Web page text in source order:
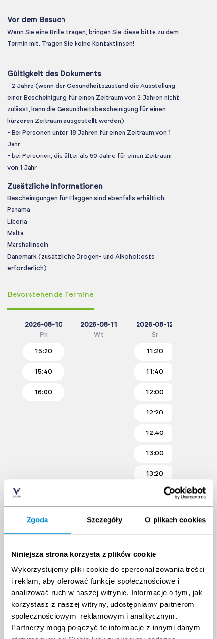
Zgoda Szczegóły O plikach cookies
Niniejsza strona korzysta z plików cookie
Wykorzystujemy pliki cookie do spersonalizowania treści
i reklam, aby oferować funkcje społecznościowe i
analizować ruch w naszej witrynie. Informacje o tym, jak
korzystasz z naszej witryny, udostępniamy partnerom
społecznościowym, reklamowym i analitycznym.
Partnerzy mogą połączyć te informacje z innymi danymi
Vor dem Besuch
Wenn Sie eine Brille tragen, bringen Sie diese bitte zu dem
Termin mit. Tragen Sie keine Kontaktlinsen!
Gültigkeit des Dokuments
- 2 Jahre (wenn der Gesundheitszustand die Ausstellung
einer Bescheinigung für einen Zeitraum von 2 Jahren nicht
zulässt, kann die Gesundheitsbescheinigung für einen
kürzeren Zeitraum ausgestellt werden)
- Bei Personen unter 18 Jahren für einen Zeitraum von 1
Jahr
- bei Personen, die älter als 50 Jahre für einen Zeitraum
von 1 Jahr
Zusätzliche Informationen
Bescheinigungen für Flaggen sind ebenfalls erhältlich:
Panama
Liberia
Malta
Marshallinseln
Dänemark (zusätzliche Drogen- und Alkoholtests
erforderlich)
Bevorstehende Termine
2026-08-10
Pn
15:20
15:40
16:00
2026-08-11
Wt
2026-08-12
Śr
11:20
11:40
12:00
12:20
12:40
13:00
13:20
14:40
15:00
15:40